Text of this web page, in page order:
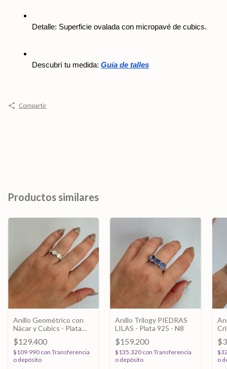
Detalle: Superficie ovalada con micropavé de cubics.
Descubrí tu medida: Guía de talles
Compartir
Productos similares
Anillo Geométrico con
Nácar y Cubics - Plata
925 - N7
$129.400
$109.990 con Transferencia
o depósito
Anillo Trilogy PIEDRAS
LILAS - Plata 925 - N8
$159.200
$135.320 con Transferencia
o depósito
o